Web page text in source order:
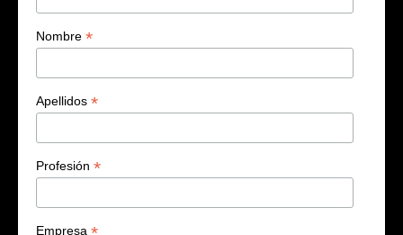
Nombre *
Apellidos *
Profesión *
Empresa